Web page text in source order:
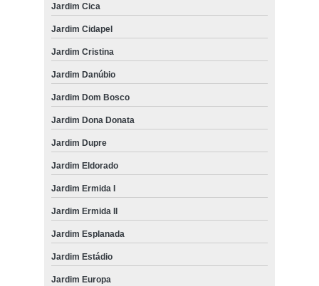
Jardim Cica
Jardim Cidapel
Jardim Cristina
Jardim Danúbio
Jardim Dom Bosco
Jardim Dona Donata
Jardim Dupre
Jardim Eldorado
Jardim Ermida I
Jardim Ermida II
Jardim Esplanada
Jardim Estádio
Jardim Europa